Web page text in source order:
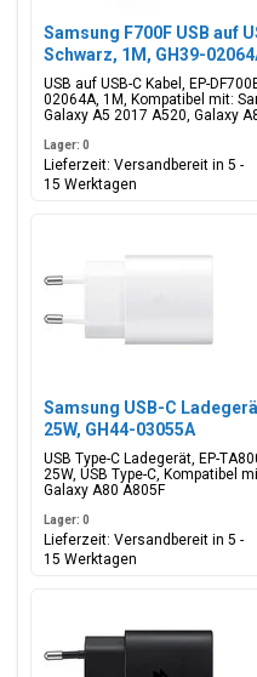
Samsung F700F USB auf
Schwarz, 1M, GH39-
USB auf USB-C Kabel, EP-
02064A, 1M, Kompatibel mit:
Galaxy A5 2017 A520, Galaxy
Lager: 0
Lieferzeit: Versandbereit in 5 -
15 Werktagen
Samsung USB-C
25W, GH44-03055A
USB Type-C Ladegerät, EP-
25W, USB Type-C, Kompatibel
Galaxy A80 A805F
Lager: 0
Lieferzeit: Versandbereit in 5 -
15 Werktagen